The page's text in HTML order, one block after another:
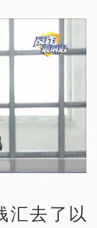
汇去了以